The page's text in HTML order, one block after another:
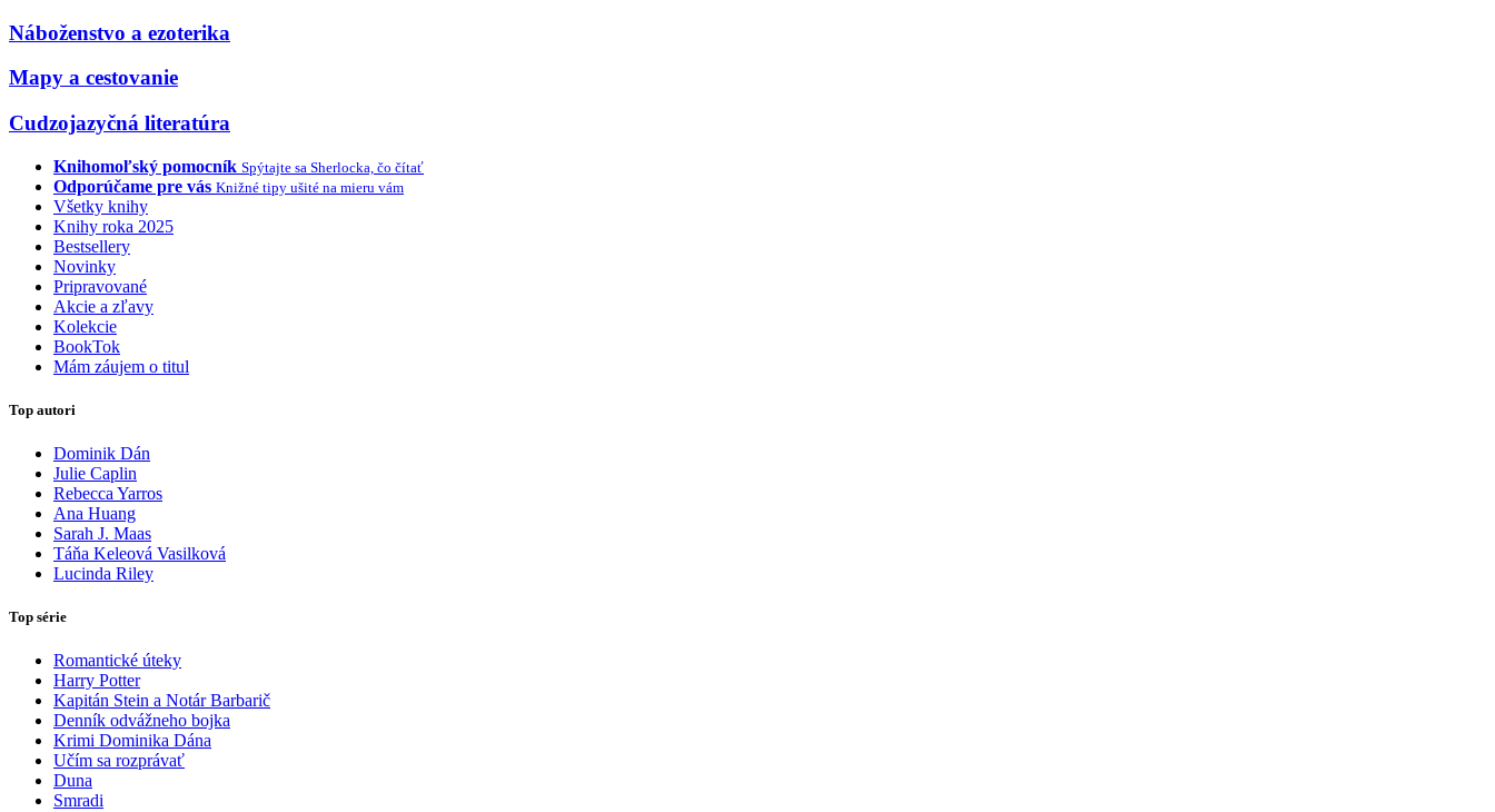
Náboženstvo a ezoterika
Mapy a cestovanie
Cudzojazyčná literatúra
Knihomoľský pomocník Spýtajte sa Sherlocka, čo čítať
Odporúčame pre vás Knižné tipy ušité na mieru vám
Všetky knihy
Knihy roka 2025
Bestsellery
Novinky
Pripravované
Akcie a zľavy
Kolekcie
BookTok
Mám záujem o titul
Top autori
Dominik Dán
Julie Caplin
Rebecca Yarros
Ana Huang
Sarah J. Maas
Táňa Keleová Vasilková
Lucinda Riley
Top série
Romantické úteky
Harry Potter
Kapitán Stein a Notár Barbarič
Denník odvážneho bojka
Krimi Dominika Dána
Učím sa rozprávať
Duna
Smradi